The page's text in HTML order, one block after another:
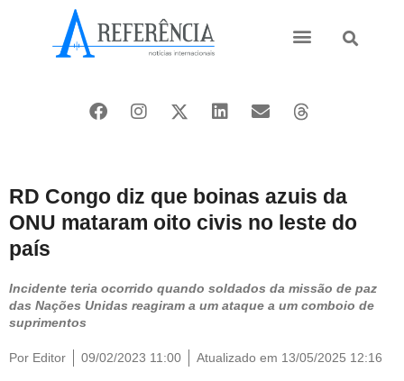
RD Congo diz que boinas azuis da
ONU mataram oito civis no leste do
país
Incidente teria ocorrido quando soldados da missão de paz
das Nações Unidas reagiram a um ataque a um comboio de
suprimentos
Por Editor 09/02/2023 11:00 Atualizado em 13/05/2025 12:16